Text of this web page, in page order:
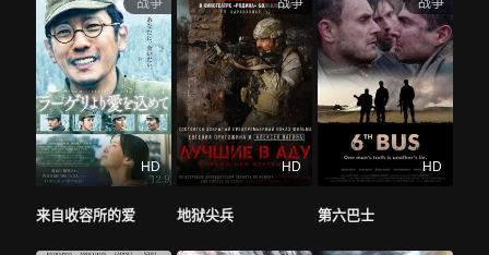
地区
全部 大陆 香港 台湾 美国 法国 英国
日本
韩国
德国 泰国 印度 意大利 西班牙
加拿大
其他
年份
全部 2026 2025 2024 2023
2021
2020
2019 2018 2017 更早
主演
全部 成龙 吴京 沈腾 黄渤 张艺兴
肖战
战争
HD
来自收容所的爱
战争
HD
地狱尖兵
战争
HD
第六巴士